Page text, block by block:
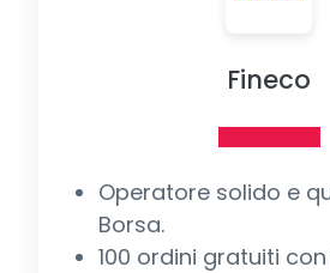
Fineco
Operatore solido e
Borsa.
100 ordini gratuiti